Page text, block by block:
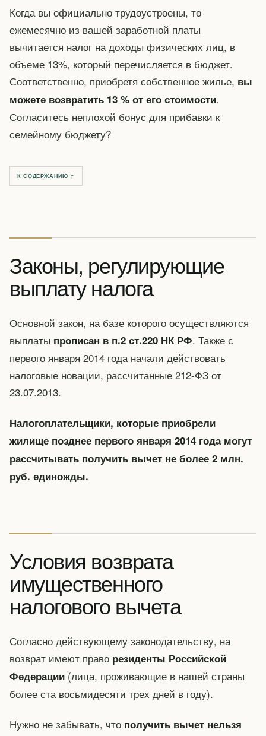
Когда вы официально трудоустроены, то
ежемесячно из вашей заработной платы
вычитается налог на доходы физических лиц, в
объеме 13%, который перечисляется в бюджет.
Соответственно, приобретя собственное жилье, вы
можете возвратить 13 % от его стоимости.
Согласитесь неплохой бонус для прибавки к
семейному бюджету?
К СОДЕРЖАНИЮ ↑
Законы, регулирующие
выплату налога
Основной закон, на базе которого осуществляются
выплаты прописан в п.2 ст.220 НК РФ. Также с
первого января 2014 года начали действовать
налоговые новации, рассчитанные 212-ФЗ от
23.07.2013.
Налогоплательщики, которые приобрели
жилище позднее первого января 2014 года могут
рассчитывать получить вычет не более 2 млн.
руб. единожды.
Условия возврата
имущественного
налогового вычета
Согласно действующему законодательству, на
возврат имеют право резиденты Российской
Федерации (лица, проживающие в нашей страны
более ста восьмидесяти трех дней в году).
Нужно не забывать, что получить вычет нельзя